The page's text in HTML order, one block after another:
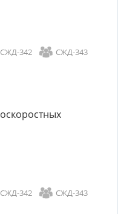
СЖД-342 СЖД-343
СЖД-342 СЖД-343